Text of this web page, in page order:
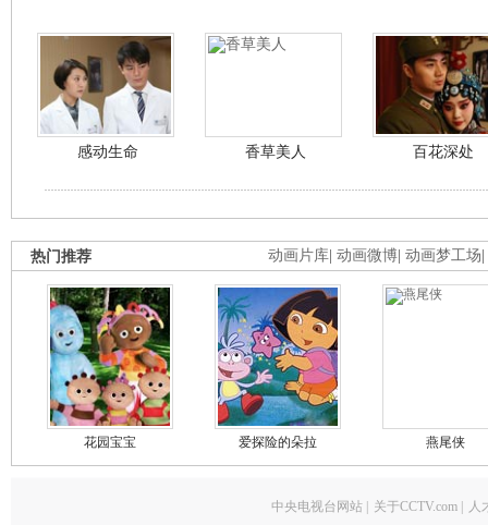
感动生命 香草美人 百花深处
动画片库 动画微博 动画梦工场
热门推荐
花园宝宝 爱探险的朵拉 燕尾侠
中央电视台网站 关于CCTV.com 人